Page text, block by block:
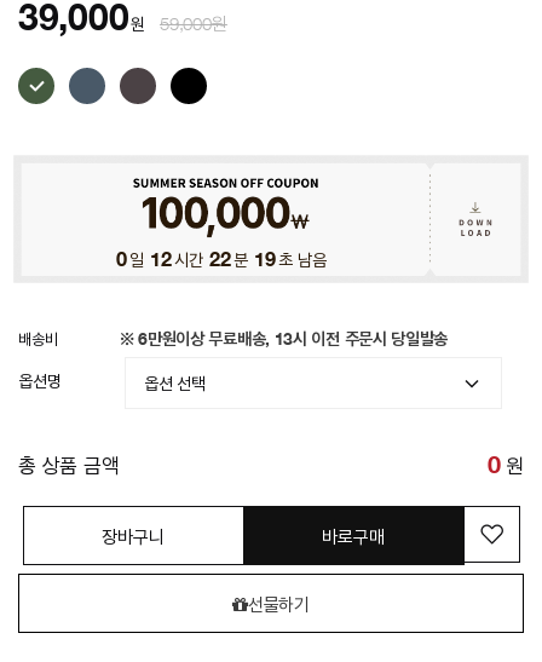
39,000원 59,000원
0일 12시간 22분 15초 남음
배송비 ※ 6만원이상 무료배송, 13시 이전 주문시 당일발송
옵션명
총 상품 금액 0 원
장바구니 바로구매
선물하기